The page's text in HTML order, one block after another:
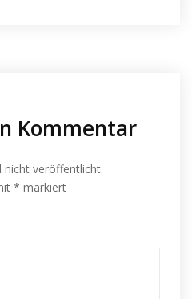
Kommentar
nicht veröffentlicht.
* markiert